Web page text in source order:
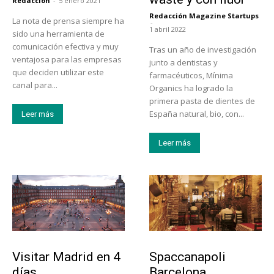
La nota de prensa siempre ha
sido una herramienta de
comunicación efectiva y muy
ventajosa para las empresas
que deciden utilizar este
canal para...
Leer más
Redacción Magazine Startups
-
1 abril 2022
Tras un año de investigación
junto a dentistas y
farmacéuticos, Mínima
Organics ha logrado la
primera pasta de dientes de
España natural, bio, con...
Leer más
Visitar Madrid en 4
Spaccanapoli